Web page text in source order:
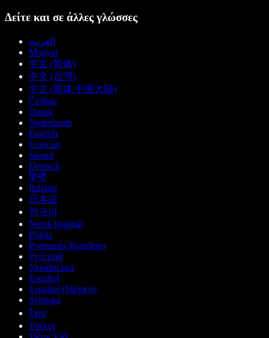
Δείτε και σε άλλες γλώσσες
العربية
Magyar
中文 (简体)
中文 (台灣)
中文 (简体 中国大陆)
Čeština
Dansk
Nederlands
English
Français
Suomi
Deutsch
हिन्दी
Italiano
日本語
한국어
Norsk bokmål
Polski
Português Brasileiro
Русский
Українська
Español
Español (México)
Svenska
ไทย
Türkçe